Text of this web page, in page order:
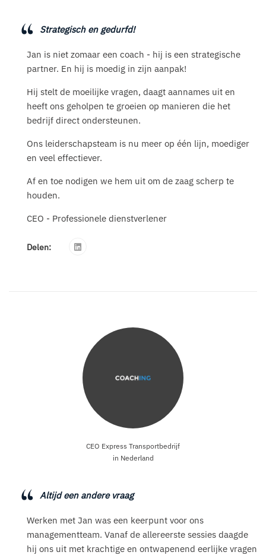
Strategisch en gedurfd!
Jan is niet zomaar een coach - hij is een strategische
partner. En hij is moedig in zijn aanpak!
Hij stelt de moeilijke vragen, daagt aannames uit en
heeft ons geholpen te groeien op manieren die het
bedrijf direct ondersteunen.
Ons leiderschapsteam is nu meer op één lijn, moediger
en veel effectiever.
Af en toe nodigen we hem uit om de zaag scherp te
houden.
CEO - Professionele dienstverlener
Delen:
CEO Express Transportbedrijf
in Nederland
Altijd een andere vraag
Werken met Jan was een keerpunt voor ons
managementteam. Vanaf de allereerste sessies daagde
hij ons uit met krachtige en ontwapenend eerlijke vragen